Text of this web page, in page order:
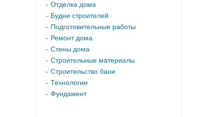
Отделка дома
Будни строителей
Подготовительные работы
Ремонт дома
Стены дома
Строительные материалы
Строительство бани
Технологии
Фундамент